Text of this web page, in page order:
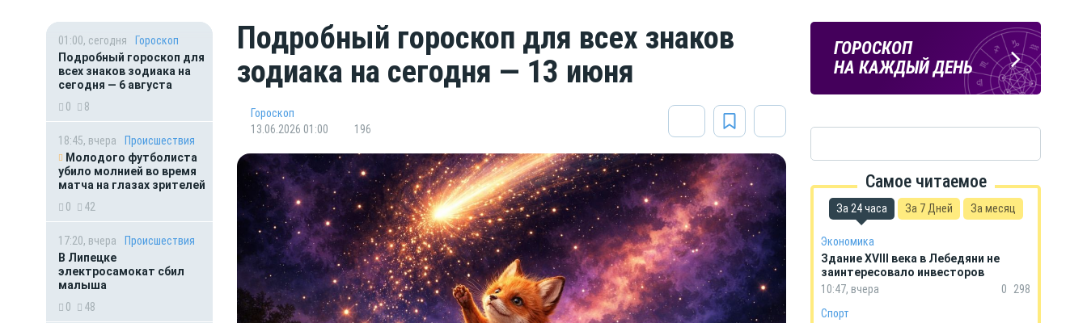
01:00, сегодня
Гороскоп
Подробный гороскоп для
всех знаков зодиака на
сегодня — 6 августа
0
8
18:45, вчера
Происшествия
Молодого футболиста
убило молнией во время
матча на глазах зрителей
0
42
17:20, вчера
Происшествия
В Липецке
электросамокат сбил
малыша
0
48
Подробный гороскоп для всех знаков
зодиака на сегодня — 13 июня
Гороскоп
13.06.2026 01:00
196
ГОРОСКОП
НА КАЖДЫЙ ДЕНЬ
ЛИПЕЦКИЕ
РЕАЛИИ
Новости Липецка и области
ПОГОДА
В ЛИПЕЦКЕ
Самое читаемое
За 24 часа За 7 Дней За месяц
Экономика
Здание XVIII века в Лебедяни не
заинтересовало инвесторов
10:47, вчера
0
298
Спорт